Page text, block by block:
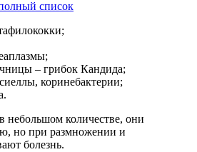
список
– грибок Кандида;
коринебактерии;
небольшом количестве, они
но при размножении и
болезнь.